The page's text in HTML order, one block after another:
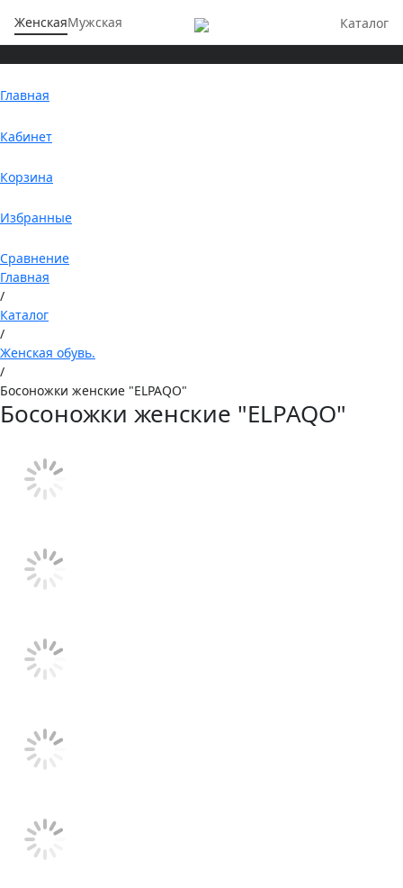
ЖенскаяМужская Каталог
Главная
Кабинет
Корзина
Избранные
Сравнение
Главная
/
Каталог
/
Женская обувь.
/
Босоножки женские "ELPAQO"
Босоножки женские "ELPAQO"